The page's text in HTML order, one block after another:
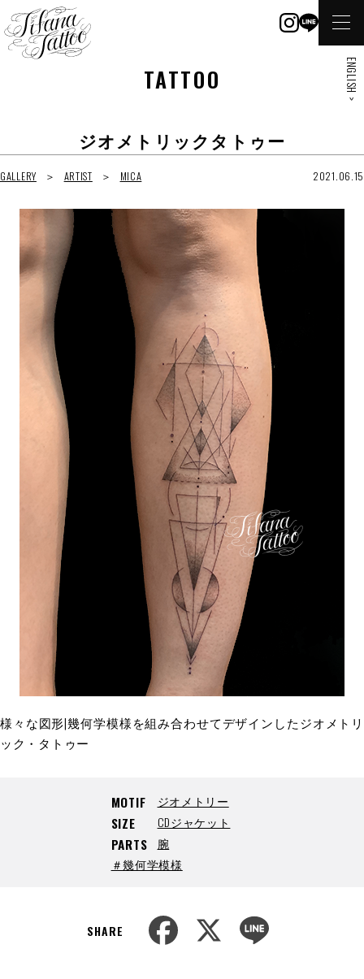
TATTOO
ジオメトリックタトゥー
GALLERY ARTIST MICA 2021.06.15
様々な図形|幾何学模様を組み合わせてデザインしたジオメトリ
ック・タトゥー
MOTIF ジオメトリー
SIZE CDジャケット
PARTS
腕
＃幾何学模様
SHARE
ENGLISH >